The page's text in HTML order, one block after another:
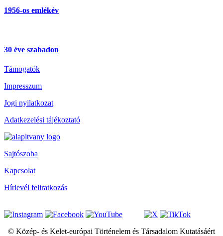
1956-os emlékév
30 éve szabadon
Támogatók
Impresszum
Jogi nyilatkozat
Adatkezelési tájékoztató
Sajtószoba
Kapcsolat
Hírlevél feliratkozás
© Közép- és Kelet-európai Történelem és Társadalom Kutatásáért